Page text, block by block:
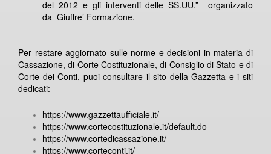
del 2012 e gli interventi delle SS.UU.” organizzato
da Giuffre’ Formazione.
Per restare aggiornato sulle norme e decisioni in materia di
Cassazione, di Corte Costituzionale, di Consiglio di Stato e di
Corte dei Conti, puoi consultare il sito della Gazzetta e i siti
dedicati:
https://www.gazzettaufficiale.it/
https://www.cortecostituzionale.it/default.do
https://www.cortedicassazione.it/
https://www.corteconti.it/